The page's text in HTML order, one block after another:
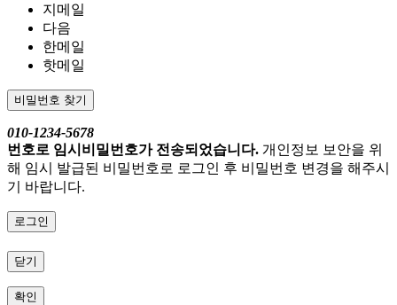
지메일
다음
한메일
핫메일
비밀번호 찾기
010-1234-5678
번호로 임시비밀번호가 전송되었습니다. 개인정보 보안을 위
해 임시 발급된 비밀번호로 로그인 후 비밀번호 변경을 해주시
기 바랍니다.
로그인
닫기
확인